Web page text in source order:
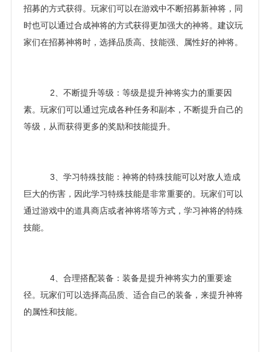
招募的方式获得。玩家们可以在游戏中不断招募新神将，同
时也可以通过合成神将的方式获得更加强大的神将。建议玩
家们在招募神将时，选择品质高、技能强、属性好的神将。
2、不断提升等级：等级是提升神将实力的重要因
素。玩家们可以通过完成各种任务和副本，不断提升自己的
等级，从而获得更多的奖励和技能提升。
3、学习特殊技能：神将的特殊技能可以对敌人造成
巨大的伤害，因此学习特殊技能是非常重要的。玩家们可以
通过游戏中的道具商店或者神将塔等方式，学习神将的特殊
技能。
4、合理搭配装备：装备是提升神将实力的重要途
径。玩家们可以选择高品质、适合自己的装备，来提升神将
的属性和技能。